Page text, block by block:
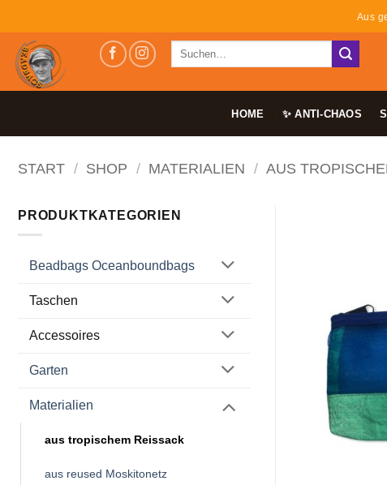
Inhalt
springen
Aus
Suchen
HOME ✨ ANTI-CHAOS
START / SHOP / MATERIALIEN / AUS
PRODUKTKATEGORIEN
Beadbags Oceanboundbags
Taschen
Accessoires
Garten
Materialien
aus tropischem Reissack
aus reused Moskitonetz